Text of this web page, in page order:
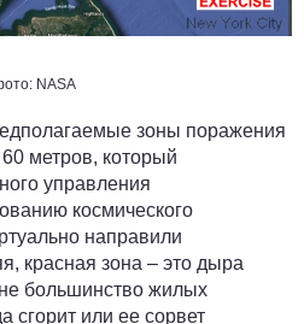
NASA
зоны поражения
метров, который
управления
космического
направили
красная зона – это дыра
большинство жилых
сгорит или ее сорвет